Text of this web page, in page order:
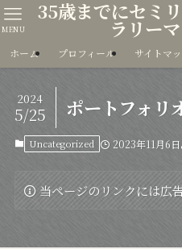
35歳までにセミ
ラリー
MENU
ホーム プロフィール サイトマ
ポートフォリ
2024
5/25
Uncategorized 2023年11月6日
当ページのリンクには広